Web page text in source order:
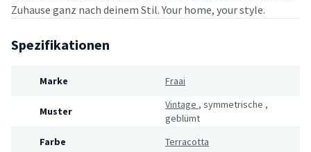
Zuhause ganz nach deinem Stil. Your home, your style.
Spezifikationen
Marke Fraai
Muster
Vintage , symmetrische ,
geblümt
Farbe
Terracotta